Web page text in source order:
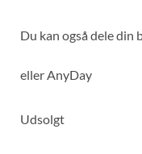
Du kan også dele din
ellerAnyDay
Udsolgt